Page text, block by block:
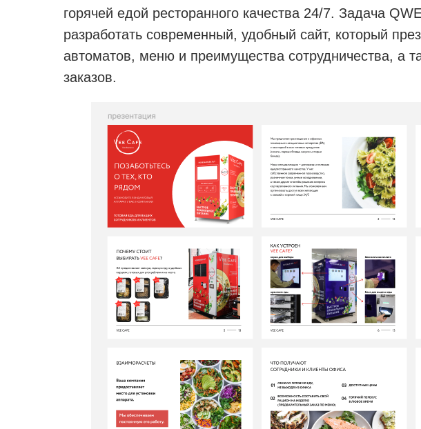
горячей едой ресторанного качества 24/7. Задача
разработать современный, удобный сайт, который
автоматов, меню и преимущества сотрудничества, а
заказов.